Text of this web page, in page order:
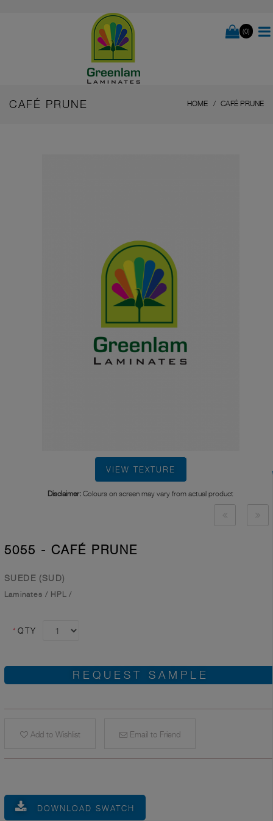
(0)
CAFÉ PRUNE HOME CAFÉ PRUNE
VIEW TEXTURE
Disclaimer: Colours on screen may vary from actual product
5055 - CAFÉ PRUNE
SUEDE (SUD)
Laminates / HPL /
* QTY
REQUEST SAMPLE
Add to Wishlist Email to Friend
DOWNLOAD SWATCH